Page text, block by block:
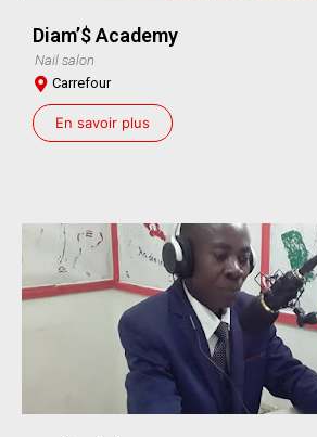
Diam’$ Academy
Nail salon
Carrefour
En savoir plus